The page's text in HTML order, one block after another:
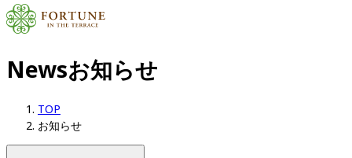
Newsお知らせ
TOP
お知らせ